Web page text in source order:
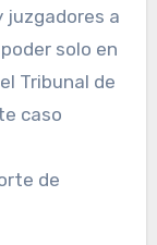
juzgadores a
solo en
Tribunal de
caso
de